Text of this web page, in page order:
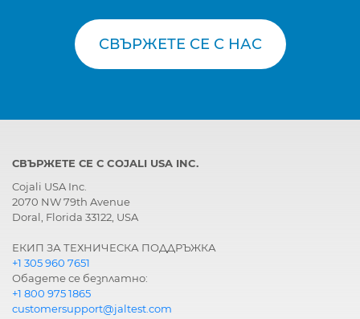
СВЪРЖЕТЕ СЕ С НАС
СВЪРЖЕТЕ СЕ С COJALI USA INC.
Cojali USA Inc.
2070 NW 79th Avenue
Doral, Florida 33122, USA
ЕКИП ЗА ТЕХНИЧЕСКА ПОДДРЪЖКА
+1 305 960 7651
Обадете се безплатно:
+1 800 975 1865
customersupport@jaltest.com